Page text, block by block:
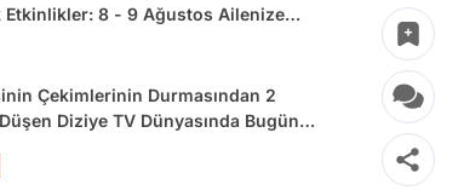
Etkinlikler: 8 - 9 Ağustos Ailenize
Çekimlerinin Durmasından 2
Diziye TV Dünyasında Bugün